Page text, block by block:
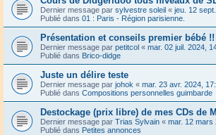
Dernier message par sylvestre soleil « jeu. 12
Publié dans 01 : Paris - Région parisienne.
Présentation et conseils premier bébé !!
Dernier message par petitcol « mar. 02 juil. 2024,
Publié dans Brico-didge
Juste un délire teste
Dernier message par johok « mar. 23 avr. 2024,
Publié dans Compositions personnelles guimbarde
Destockage (prix libre) de mes CDs de
Dernier message par Trias Sylvain « mar. 12 mars
Publié dans Petites annonces